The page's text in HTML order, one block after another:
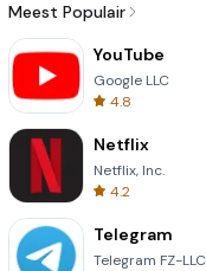
Meest Populair
YouTube
Google LLC
4.8
Netflix
Netflix, Inc.
4.2
Telegram
Telegram FZ-LLC